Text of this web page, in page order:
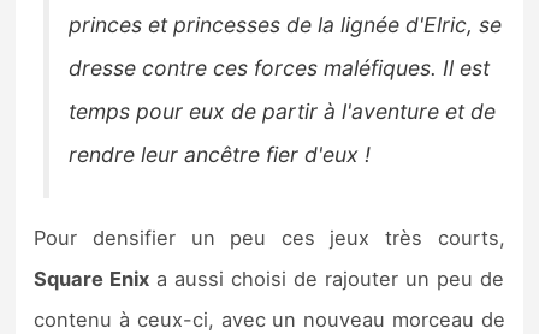
princes et princesses de la lignée d'Elric, se
dresse contre ces forces maléfiques. Il est
temps pour eux de partir à l'aventure et de
rendre leur ancêtre fier d'eux !
Pour densifier un peu ces jeux très courts,
Square Enix a aussi choisi de rajouter un peu de
contenu à ceux-ci, avec un nouveau morceau de